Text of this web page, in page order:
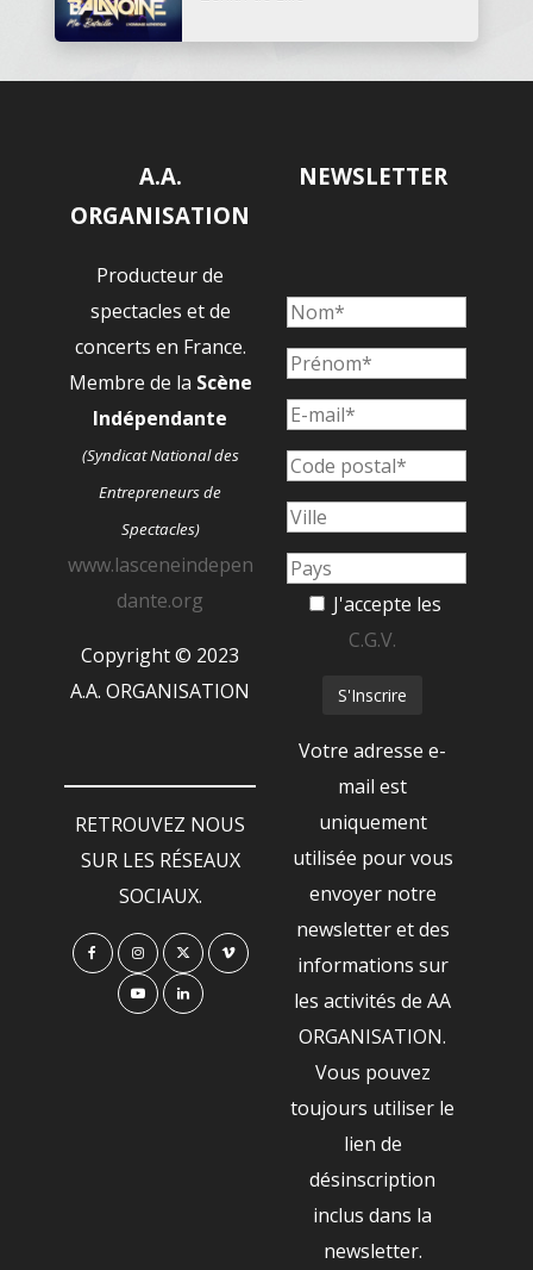
A.A.
ORGANISATION
Producteur de
spectacles et de
concerts en France.
Membre de la Scène
Indépendante
(Syndicat National des
Entrepreneurs de
Spectacles)
www.lasceneindepen
dante.org
Copyright © 2023
A.A. ORGANISATION
RETROUVEZ NOUS
SUR LES RÉSEAUX
SOCIAUX.
NEWSLETTER
J'accepte les
C.G.V.
Votre adresse e-
mail est
uniquement
utilisée pour vous
envoyer notre
newsletter et des
informations sur
les activités de AA
ORGANISATION.
Vous pouvez
toujours utiliser le
lien de
désinscription
inclus dans la
newsletter.